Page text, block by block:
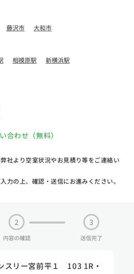
藤沢市 大和市
相模原駅 新横浜駅
合わせ（無料）
社より空室状況やお見積り等をご連絡い
力の上、確認・送信にお進みください。
2
内容の確認
3
送信完了
スリー宮前平１ 103 1R・